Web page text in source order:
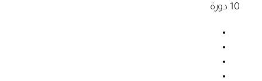
10 دورة